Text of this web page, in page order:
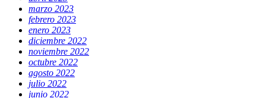
marzo 2023
febrero 2023
enero 2023
diciembre 2022
noviembre 2022
octubre 2022
agosto 2022
julio 2022
junio 2022